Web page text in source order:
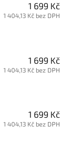
1 699 Kč
1 404,13 Kč bez DPH
1 699 Kč
1 404,13 Kč bez DPH
1 699 Kč
1 404,13 Kč bez DPH